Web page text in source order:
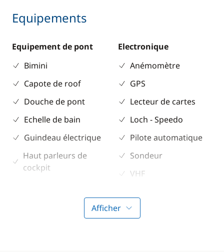
Equipements
Equipement de pont
Bimini
Capote de roof
Douche de pont
Echelle de bain
Guindeau électrique
Haut parleurs de
cockpit
Electronique
Anémomètre
GPS
Lecteur de cartes
Loch - Speedo
Pilote automatique
Sondeur
VHF
Cuisine
Afficher